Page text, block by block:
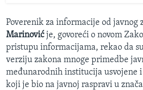
Poverenik za informacije od javnog
Marinovićje, govoreći o novom
pristupu informacijama, rekao da
verziju zakona mnoge primedbe
međunarodnih institucija usvojene
koji je bio na javnoj raspravi u